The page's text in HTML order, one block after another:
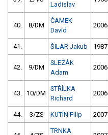
Ladislav
40. 8/DM
ČAMEK
David
2006
41. ŠILAR Jakub 1987
42. 9/DM
SLEZÁK
Adam
2006
43. 10/DM
STŘÍLKA
Richard
2006
44. 3/ZS KUTÍN Filip 2007
TRNKA